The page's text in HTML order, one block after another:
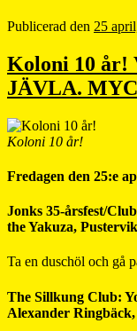
Publicerad den 25
Koloni 10 år!
JÄVLA.
Koloni 10 år!
Fredagen den 25:e
Jonks 35-årsfest/
the Yakuza,
Ta en duschöl och gå
The Sillkung Club:
Alexander